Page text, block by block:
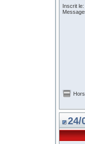
Inscrit
24/